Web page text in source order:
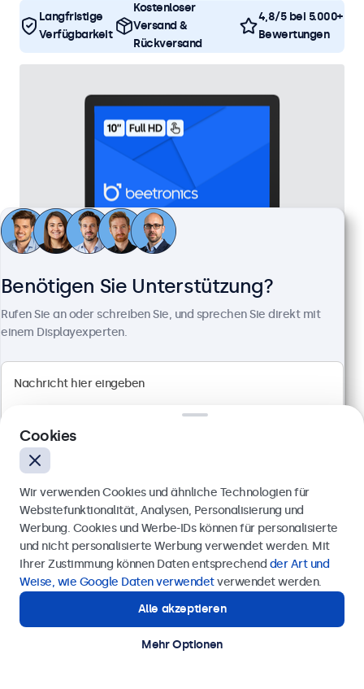
Langfristige
Verfügbarkeit
Kostenloser
Versand &
Rückversand
4,8/5 bei 5.000+
Bewertungen
10 Zoll Touchscreen
Artikelnummer:10TS7
Anschlüsse: HDMI, DisplayPort, USB-C, VGA
Montage: Wand- und Tischmontage
Außenmaße: 242 x 169 x 34 mm
349,00 €
415,31 € inkl. MwSt.
Ansehen
In den Warenkorb
Benötigen Sie Unterstützung?
Rufen Sie an oder schreiben Sie, und sprechen Sie direkt mit
einem Displayexperten.
Anfrage senden
Rufen Sie uns an unter0211 38 78 95 62
Benötigen Sie Unterstützung?
Kontaktieren Sie uns!
Cookies
Wir verwenden Cookies und ähnliche Technologien für
Websitefunktionalität, Analysen, Personalisierung und
Werbung. Cookies und Werbe-IDs können für personalisierte
und nicht personalisierte Werbung verwendet werden. Mit
Ihrer Zustimmung können Daten entsprechend der Art und
Weise, wie Google Daten verwendetverwendet werden.
Alle akzeptieren
Mehr Optionen